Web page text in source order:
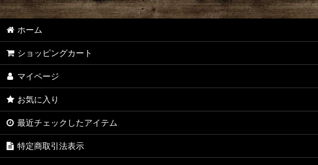
ホーム
ショッピングカート
マイページ
お気に入り
最近チェックしたアイテム
特定商取引法表示